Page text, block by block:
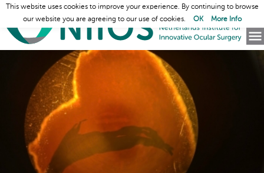
This website uses cookies to improve your experience. By continuing to browse
our website you are agreeing to our use of cookies.
OK More Info